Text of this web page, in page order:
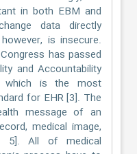
in both EBM and
data directly
is insecure.
has passed
and Accountability
which is the most
for EHR [3]. The
message of an
medical image,
5]. All of medical